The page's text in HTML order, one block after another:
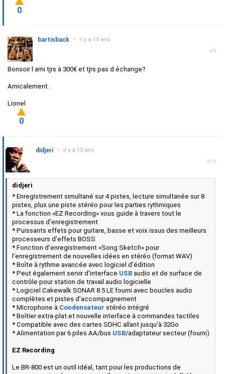
0
#9
bartisback • il y a 15 ans
Bonsoir l ami tjrs à 300€ et tjrs pas d échange?
Amicalement.
Lionel
0
#10
didjeri • il y a 15 ans
didjeri
* Enregistrement simultané sur 4 pistes, lecture simultanée sur 8
pistes, plus une piste stéréo pour les parties rythmiques
* La fonction «EZ Recording» vous guide à travers tout le
processus d’enregistrement
* Puissants effets pour guitare, basse et voix issus des meilleurs
processeurs d’effets BOSS
* Fonction d’enregistrement «Song Sketch» pour
l’enregistrement de nouvelles idées en stéréo (format WAV)
* Boîte à rythme avancée avec logiciel d’édition
* Peut également servir d’interface USB audio et de surface de
contrôle pour station de travail audio logicielle
* Logiciel Cakewalk SONAR 8.5 LE fourni avec boucles audio
complètes et pistes d’accompagnement
* Microphone à Condensateur stéréo intégré
* Boîtier extra-plat et nouvelle interface à commandes tactiles
* Compatible avec des cartes SDHC allant jusqu’à 32Go
* Alimentation par 6 piles AA/bus USB/adaptateur secteur (fourni)
EZ Recording
Le BR-800 est un outil idéal, tant pour les productions de